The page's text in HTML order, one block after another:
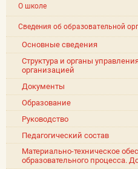
О школе
Сведения об образовательной
Основные сведения
Структура и органы
организацией
Документы
Образование
Руководство
Педагогический состав
Материально-техническое
образовательного процесса.